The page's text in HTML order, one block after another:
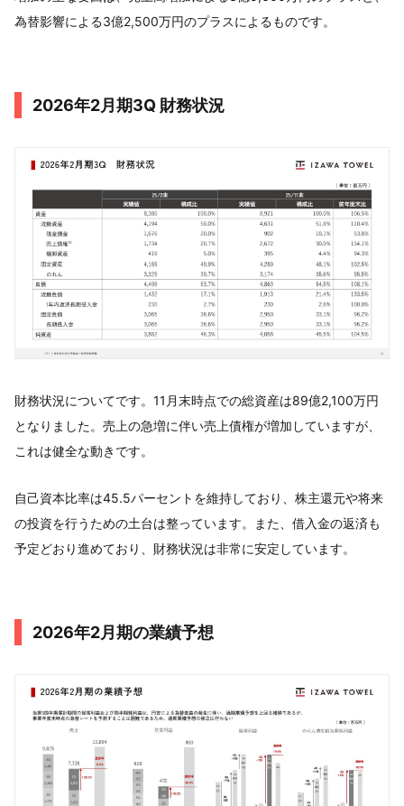
為替影響による3億2,500万円のプラスによるものです。
2026年2月期3Q 財務状況
財務状況についてです。11月末時点での総資産は89億2,100万円
となりました。売上の急増に伴い売上債権が増加していますが、
これは健全な動きです。
自己資本比率は45.5パーセントを維持しており、株主還元や将来
の投資を行うための土台は整っています。また、借入金の返済も
予定どおり進めており、財務状況は非常に安定しています。
2026年2月期の業績予想